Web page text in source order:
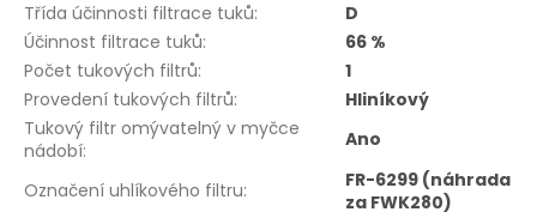
Třída účinnosti filtrace tuků:
D
Účinnost filtrace tuků:
66 %
Počet tukových filtrů:
1
Provedení tukových filtrů:
Hliníkový
Tukový filtr omývatelný v myčce
nádobí: Ano
Označení uhlíkového filtru:
FR-6299 (náhrada
za FWK280)